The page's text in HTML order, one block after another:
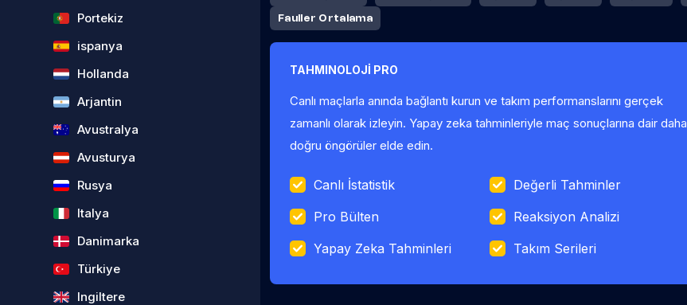
Portekiz
ispanya
Hollanda
Arjantin
Avustralya
Avusturya
Rusya
Italya
Danimarka
Türkiye
Ingiltere
Fauller Ortalama
TAHMINOLOJİ PRO
Canlı maçlarla anında bağlantı kurun ve takım performanslarını gerçek
zamanlı olarak izleyin. Yapay zeka tahminleriyle maç sonuçlarına dair daha
doğru öngörüler elde edin.
Canlı İstatistik
Değerli Tahminler
Pro Bülten
Reaksiyon Analizi
Yapay Zeka Tahminleri
Takım Serileri